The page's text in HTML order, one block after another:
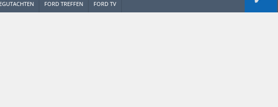
FORD TREFFEN FORD TV